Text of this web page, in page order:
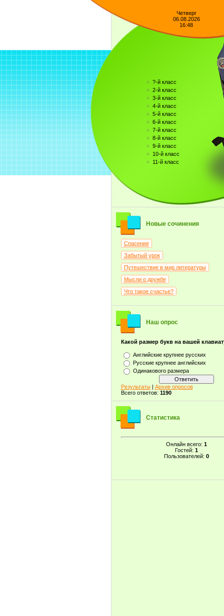
Четверг
06.08.2026
16:48
?-й класс
2-й класс
3-й класс
4-й класс
5-й класс
6-й класс
7-й класс
8-й класс
9-й класс
10-й класс
11-й класс
Новые сочинения
Спасение
Забытый урок
Путешествие в мир литературы
Мысли о дружбе
Что такое счастье?
Наш опрос
Какой размер букв на вашей
Английские крупнее русских
Русские крупнее английских
Одинакового размера
Результаты| Архив опросов
Всего ответов: 1190
Статистика
Онлайн всего: 1
Гостей: 1
Пользователей: 0